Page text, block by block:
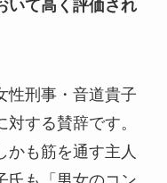
いて高く評価され
性刑事・音道貴子
する賛辞です。
かも筋を通す主人